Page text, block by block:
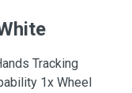
Tracking
1x Wheel